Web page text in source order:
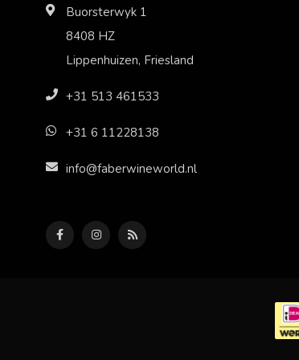
Buorsterwyk 1
8408 HZ
Lippenhuizen, Friesland
+31 513 461533
+31 6 11228138
info@faberwineworld.nl